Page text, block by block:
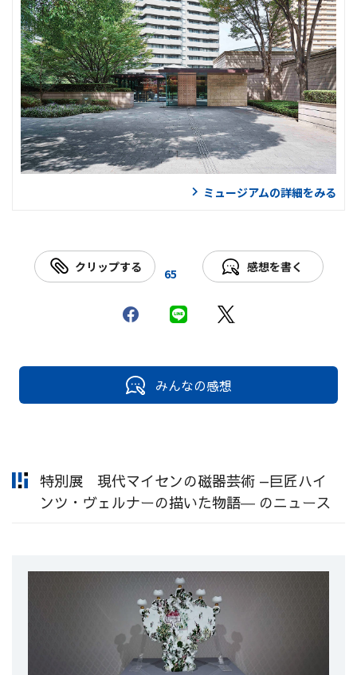
ミュージアムの詳細をみる
クリップする 65 感想を書く
みんなの感想
特別展 現代マイセンの磁器芸術 —巨匠ハイ
ンツ・ヴェルナーの描いた物語― のニュース